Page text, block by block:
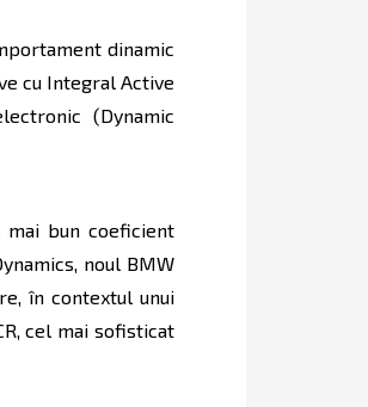
dinamic
cu Integral Active
(Dynamic
mai bun coeficient
noul BMW
în contextul unui
cel mai sofisticat